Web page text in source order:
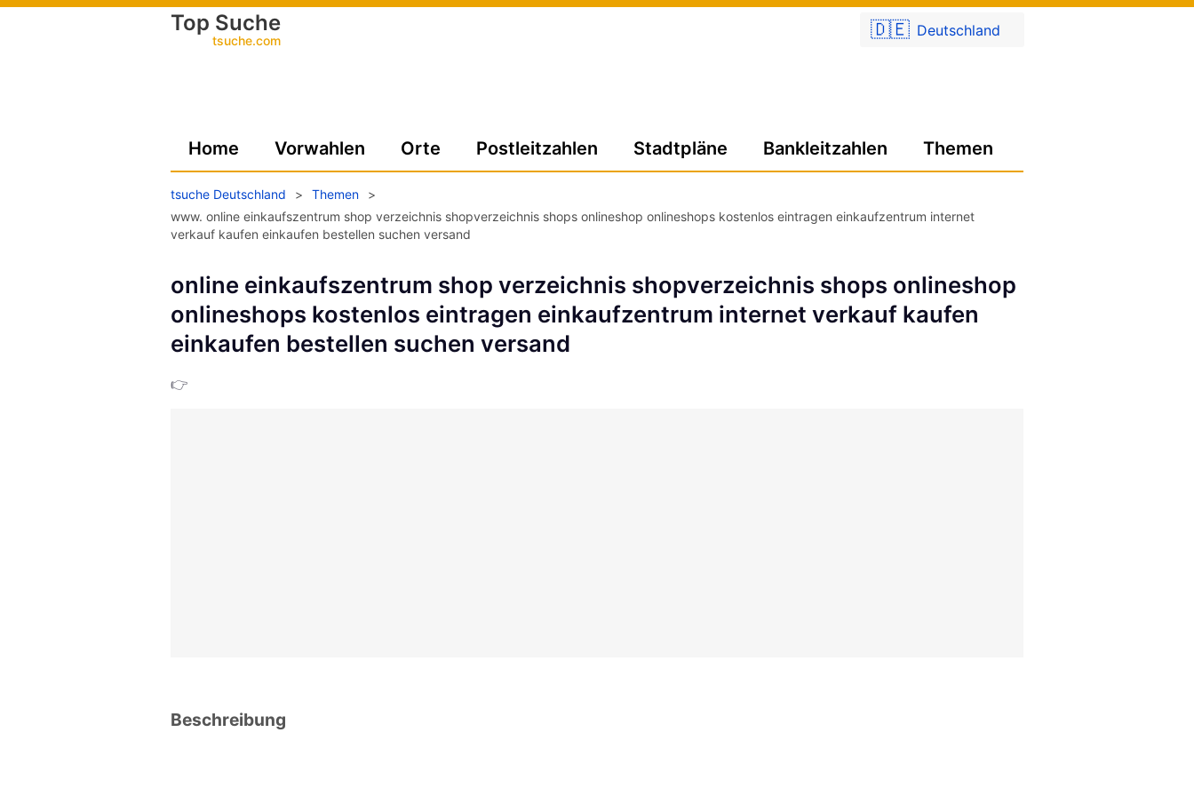
🇩🇪 Deutschland
Top Suche
tsuche.com
Home Vorwahlen Orte Postleitzahlen Stadtpläne Bankleitzahlen Themen
tsuche Deutschland > Themen
>
www. online einkaufszentrum shop verzeichnis shopverzeichnis shops onlineshop onlineshops kostenlos eintragen einkaufzentrum internet
verkauf kaufen einkaufen bestellen suchen versand
online einkaufszentrum shop verzeichnis shopverzeichnis shops onlineshop
onlineshops kostenlos eintragen einkaufzentrum internet verkauf kaufen
einkaufen bestellen suchen versand
👉
Beschreibung